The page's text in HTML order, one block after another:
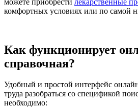
комфортных условиях или по самой
Как функционирует
справочная?
Удобный и простой интерфейс
труда разобраться со спецификой
необходимо: